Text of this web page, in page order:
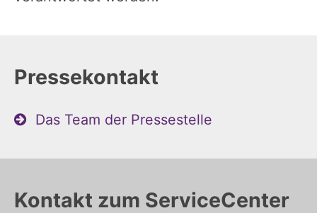
Pressekontakt
Das Team der Pressestelle
Kontakt zum ServiceCenter